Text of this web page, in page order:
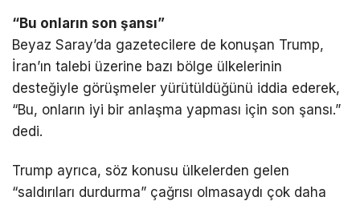
“Bu onların son şansı”
Beyaz Saray’da gazetecilere de konuşan Trump,
İran’ın talebi üzerine bazı bölge ülkelerinin
desteğiyle görüşmeler yürütüldüğünü iddia ederek,
“Bu, onların iyi bir anlaşma yapması için son şansı.”
dedi.
Trump ayrıca, söz konusu ülkelerden gelen
“saldırıları durdurma” çağrısı olmasaydı çok daha